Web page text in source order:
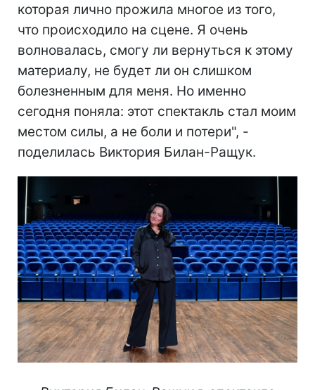
которая лично прожила многое из того,
что происходило на сцене. Я очень
волновалась, смогу ли вернуться к этому
материалу, не будет ли он слишком
болезненным для меня. Но именно
сегодня поняла: этот спектакль стал моим
местом силы, а не боли и потери", -
поделилась Виктория Билан-Ращук.